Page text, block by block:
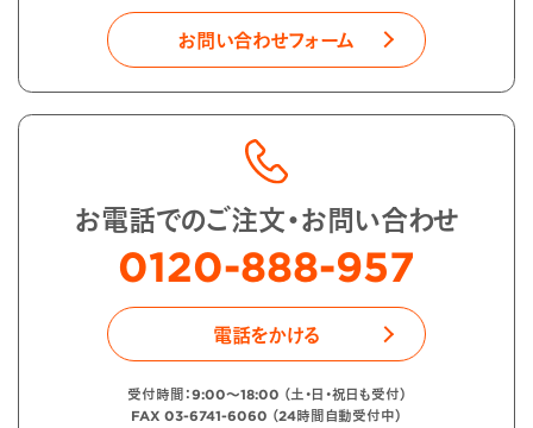
お問い合わせフォーム
お電話でのご注文・お問い合わせ
0120-888-957
電話をかける
受付時間：9:00〜18:00 （土・日・祝日も受付）
FAX 03-6741-6060 （24時間自動受付中）